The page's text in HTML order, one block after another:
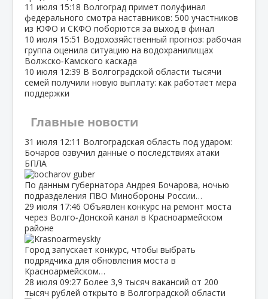
11 июля 15:18 Волгоград примет полуфинал
федерального смотра наставников: 500 участников
из ЮФО и СКФО поборются за выход в финал
10 июля 15:51 Водохозяйственный прогноз: рабочая
группа оценила ситуацию на водохранилищах
Волжско‑Камского каскада
10 июля 12:39 В Волгоградской области тысячи
семей получили новую выплату: как работает мера
поддержки
Главные новости
31 июля 12:11 Волгоградская область под ударом:
Бочаров озвучил данные о последствиях атаки
БПЛА
По данным губернатора Андрея Бочарова, ночью
подразделения ПВО Минобороны России…
29 июля 17:46 Объявлен конкурс на ремонт моста
через Волго‑Донской канал в Красноармейском
районе
Город запускает конкурс, чтобы выбрать
подрядчика для обновления моста в
Красноармейском…
28 июля 09:27 Более 3,9 тысяч вакансий от 200
тысяч рублей открыто в Волгоградской области